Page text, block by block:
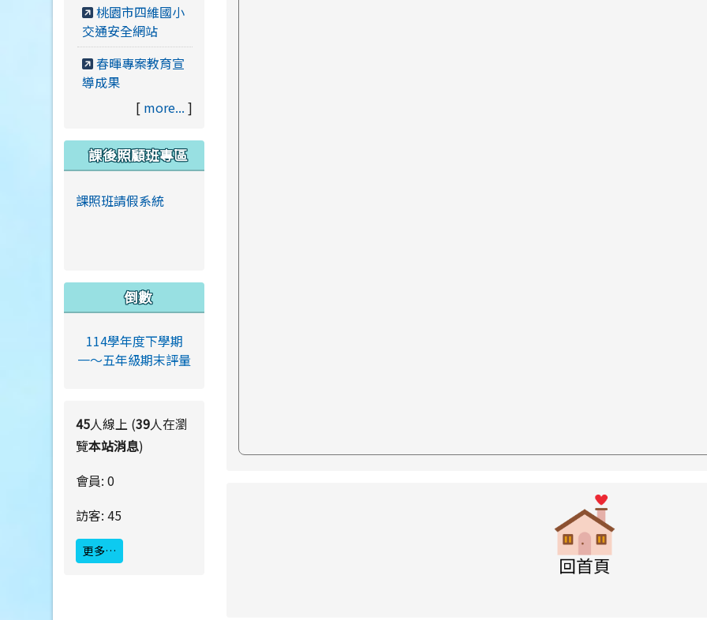
桃園市四維國小
交通安全網站
春暉專案教育宣
導成果
[ more... ]
課後照顧班專區
課照班請假系統
倒數
114學年度下學期
一～五年級期末評量
45人線上 (39人在瀏
覽本站消息)
會員: 0
訪客: 45
更多…